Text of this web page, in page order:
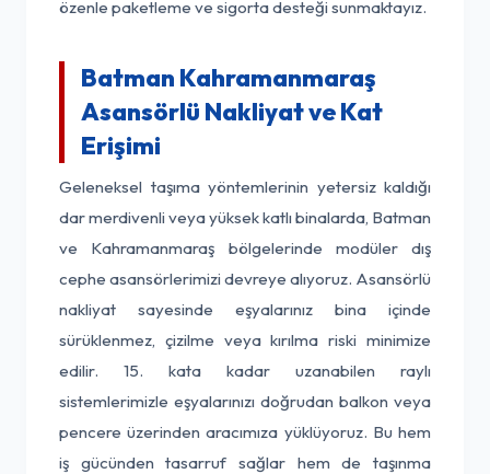
özenle paketleme ve sigorta desteği sunmaktayız.
Batman Kahramanmaraş
Asansörlü Nakliyat ve Kat
Erişimi
Geleneksel taşıma yöntemlerinin yetersiz kaldığı
dar merdivenli veya yüksek katlı binalarda, Batman
ve Kahramanmaraş bölgelerinde modüler dış
cephe asansörlerimizi devreye alıyoruz. Asansörlü
nakliyat sayesinde eşyalarınız bina içinde
sürüklenmez, çizilme veya kırılma riski minimize
edilir. 15. kata kadar uzanabilen raylı
sistemlerimizle eşyalarınızı doğrudan balkon veya
pencere üzerinden aracımıza yüklüyoruz. Bu hem
iş gücünden tasarruf sağlar hem de taşınma